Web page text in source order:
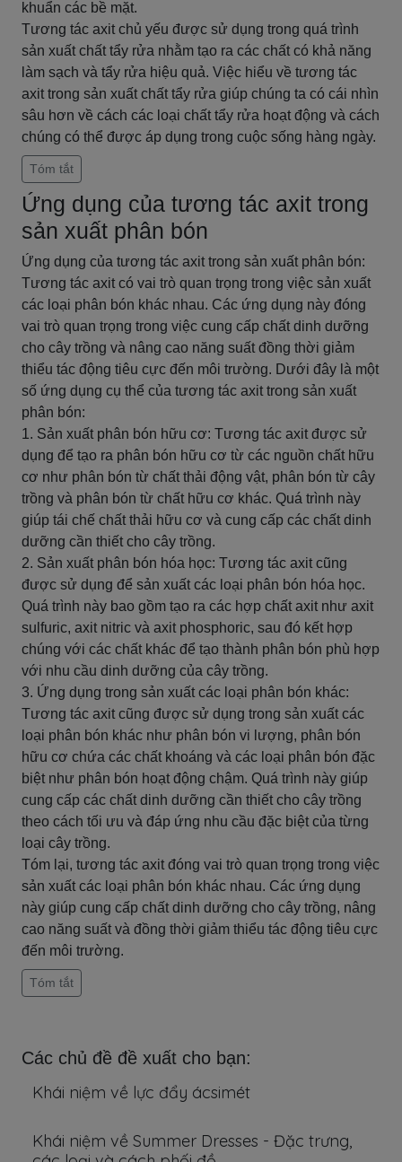
khuẩn các bề mặt.
Tương tác axit chủ yếu được sử dụng trong quá trình
sản xuất chất tẩy rửa nhằm tạo ra các chất có khả năng
làm sạch và tẩy rửa hiệu quả. Việc hiểu về tương tác
axit trong sản xuất chất tẩy rửa giúp chúng ta có cái nhìn
sâu hơn về cách các loại chất tẩy rửa hoạt động và cách
chúng có thể được áp dụng trong cuộc sống hàng ngày.
Tóm tắt
Ứng dụng của tương tác axit trong
sản xuất phân bón
Ứng dụng của tương tác axit trong sản xuất phân bón:
Tương tác axit có vai trò quan trọng trong việc sản xuất
các loại phân bón khác nhau. Các ứng dụng này đóng
vai trò quan trọng trong việc cung cấp chất dinh dưỡng
cho cây trồng và nâng cao năng suất đồng thời giảm
thiểu tác động tiêu cực đến môi trường. Dưới đây là một
số ứng dụng cụ thể của tương tác axit trong sản xuất
phân bón:
1. Sản xuất phân bón hữu cơ: Tương tác axit được sử
dụng để tạo ra phân bón hữu cơ từ các nguồn chất hữu
cơ như phân bón từ chất thải động vật, phân bón từ cây
trồng và phân bón từ chất hữu cơ khác. Quá trình này
giúp tái chế chất thải hữu cơ và cung cấp các chất dinh
dưỡng cần thiết cho cây trồng.
2. Sản xuất phân bón hóa học: Tương tác axit cũng
được sử dụng để sản xuất các loại phân bón hóa học.
Quá trình này bao gồm tạo ra các hợp chất axit như axit
sulfuric, axit nitric và axit phosphoric, sau đó kết hợp
chúng với các chất khác để tạo thành phân bón phù hợp
với nhu cầu dinh dưỡng của cây trồng.
3. Ứng dụng trong sản xuất các loại phân bón khác:
Tương tác axit cũng được sử dụng trong sản xuất các
loại phân bón khác như phân bón vi lượng, phân bón
hữu cơ chứa các chất khoáng và các loại phân bón đặc
biệt như phân bón hoạt động chậm. Quá trình này giúp
cung cấp các chất dinh dưỡng cần thiết cho cây trồng
theo cách tối ưu và đáp ứng nhu cầu đặc biệt của từng
loại cây trồng.
Tóm lại, tương tác axit đóng vai trò quan trọng trong việc
sản xuất các loại phân bón khác nhau. Các ứng dụng
này giúp cung cấp chất dinh dưỡng cho cây trồng, nâng
cao năng suất và đồng thời giảm thiểu tác động tiêu cực
đến môi trường.
Tóm tắt
Các chủ đề đề xuất cho bạn:
Khái niệm về lực đẩy ácsimét
Khái niệm về Summer Dresses - Đặc trưng,